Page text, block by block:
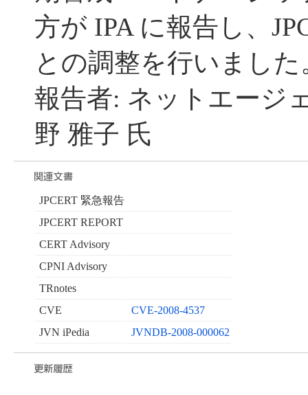
方が IPA に報告し、
との調整を行いました
報告者: ネットエージ
野 雅子 氏
JPCERT 緊急報告
JPCERT REPORT
CERT Advisory
CPNI Advisory
TRnotes
CVE
CVE-2008-4537
JVN iPedia
JVNDB-2008-000062